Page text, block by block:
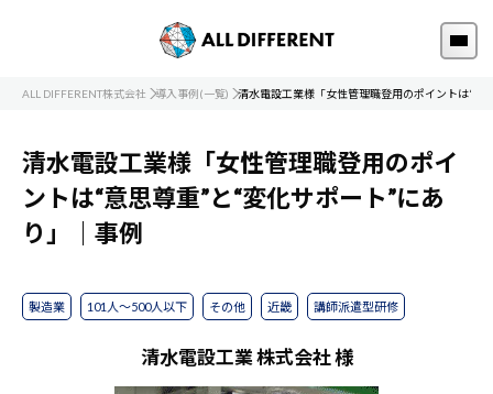
ALL DIFFERENT株式会社 導入事例(一覧) 清水電設工業様「女性管理職登用のポイントは“意
清水電設工業様「女性管理職登用のポイ
ントは“意思尊重”と“変化サポート”にあ
り」｜事例
製造業 101人～500人以下 その他 近畿 講師派遣型研修
清水電設工業 株式会社 様